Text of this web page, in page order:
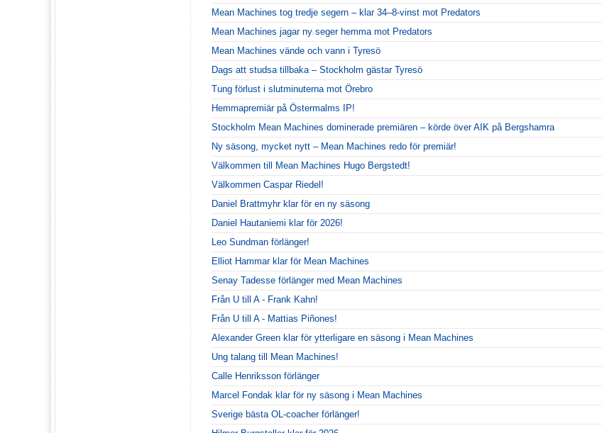
Mean Machines tog tredje segern – klar 34–8-vinst mot Predators
Mean Machines jagar ny seger hemma mot Predators
Mean Machines vände och vann i Tyresö
Dags att studsa tillbaka – Stockholm gästar Tyresö
Tung förlust i slutminuterna mot Örebro
Hemmapremiär på Östermalms IP!
Stockholm Mean Machines dominerade premiären – körde över AIK på Bergshamra
Ny säsong, mycket nytt – Mean Machines redo för premiär!
Välkommen till Mean Machines Hugo Bergstedt!
Välkommen Caspar Riedel!
Daniel Brattmyhr klar för en ny säsong
Daniel Hautaniemi klar för 2026!
Leo Sundman förlänger!
Elliot Hammar klar för Mean Machines
Senay Tadesse förlänger med Mean Machines
Från U till A - Frank Kahn!
Från U till A - Mattias Piñones!
Alexander Green klar för ytterligare en säsong i Mean Machines
Ung talang till Mean Machines!
Calle Henriksson förlänger
Marcel Fondak klar för ny säsong i Mean Machines
Sverige bästa OL-coacher förlänger!